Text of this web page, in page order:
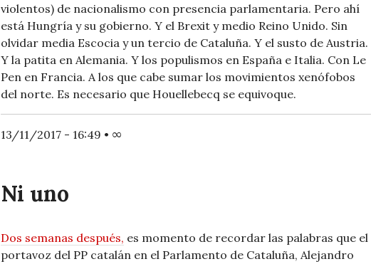
violentos) de nacionalismo con presencia parlamentaria. Pero ahí
está Hungría y su gobierno. Y el Brexit y medio Reino Unido. Sin
olvidar media Escocia y un tercio de Cataluña. Y el susto de Austria.
Y la patita en Alemania. Y los populismos en España e Italia. Con Le
Pen en Francia. A los que cabe sumar los movimientos xenófobos
del norte. Es necesario que Houellebecq se equivoque.
13/11/2017 - 16:49 • ∞
Ni uno
Dos semanas después, es momento de recordar las palabras que el
portavoz del PP catalán en el Parlamento de Cataluña, Alejandro